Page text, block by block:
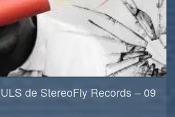
de StereoFly Records – 09